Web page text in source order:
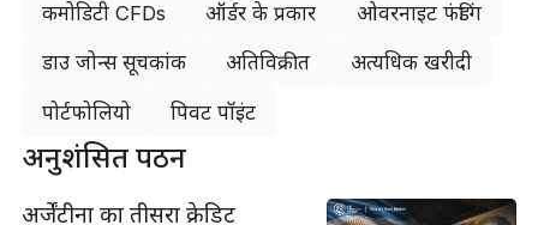
कमोडिटी CFDs ऑर्डर के प्रकार ओवरनाइट फंडिंग
डाउ जोन्स सूचकांक अतिविक्रीत अत्यधिक खरीदी
पोर्टफोलियो पिवट पॉइंट
अनुशंसित पठन
अर्जेंटीना का तीसरा क्रेडिट